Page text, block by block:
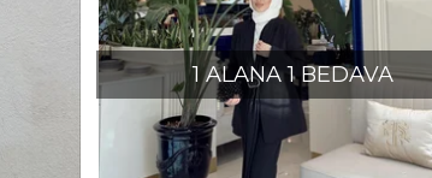
1 ALANA 1 BEDAVA